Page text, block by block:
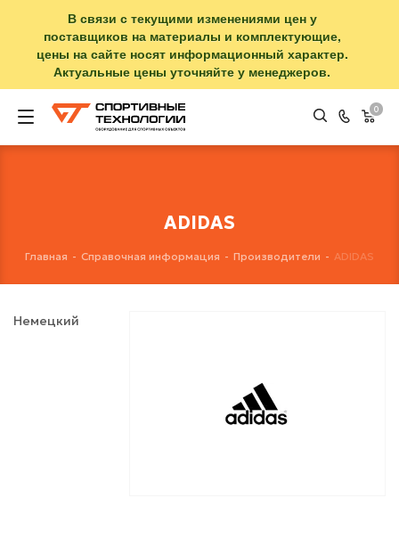
В связи с текущими изменениями цен у
поставщиков на материалы и комплектующие,
цены на сайте носят информационный характер.
Актуальные цены уточняйте у менеджеров.
0
ADIDAS
Главная - Справочная информация - Производители - ADIDAS
Немецкий